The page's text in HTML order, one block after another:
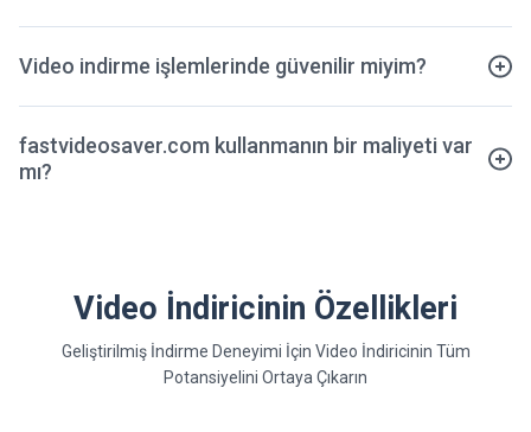
Video indirme işlemlerinde güvenilir miyim?
fastvideosaver.com kullanmanın bir maliyeti var
mı?
Video İndiricinin Özellikleri
Geliştirilmiş İndirme Deneyimi İçin Video İndiricinin Tüm
Potansiyelini Ortaya Çıkarın